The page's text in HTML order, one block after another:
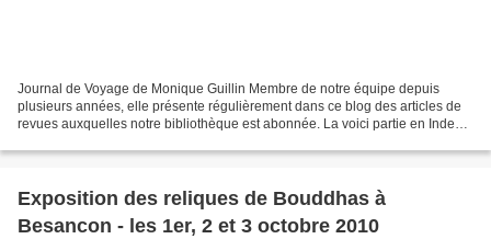
Journal de Voyage de Monique Guillin Membre de notre équipe depuis
plusieurs années, elle présente régulièrement dans ce blog des articles de
revues auxquelles notre bibliothèque est abonnée. La voici partie en Inde
Exposition des reliques de Bouddhas à
Besancon - les 1er, 2 et 3 octobre 2010